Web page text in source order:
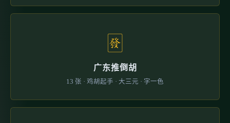
🀅
广东推倒胡
13 张 · 鸡胡起手 · 大三元 · 字一色